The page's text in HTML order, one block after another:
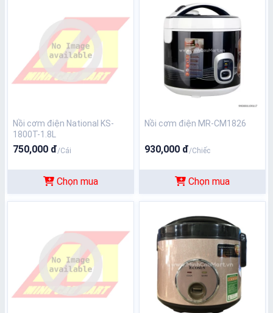
Nồi cơm điện National KS-
1800T-1.8L
750,000 đ/Cái
Chọn mua
Nồi cơm điện MR-CM1826
930,000 đ/Chiếc
Chọn mua